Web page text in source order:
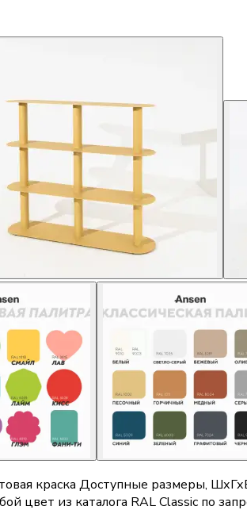
краска Доступные размеры,
цвет из каталога RAL Classic по